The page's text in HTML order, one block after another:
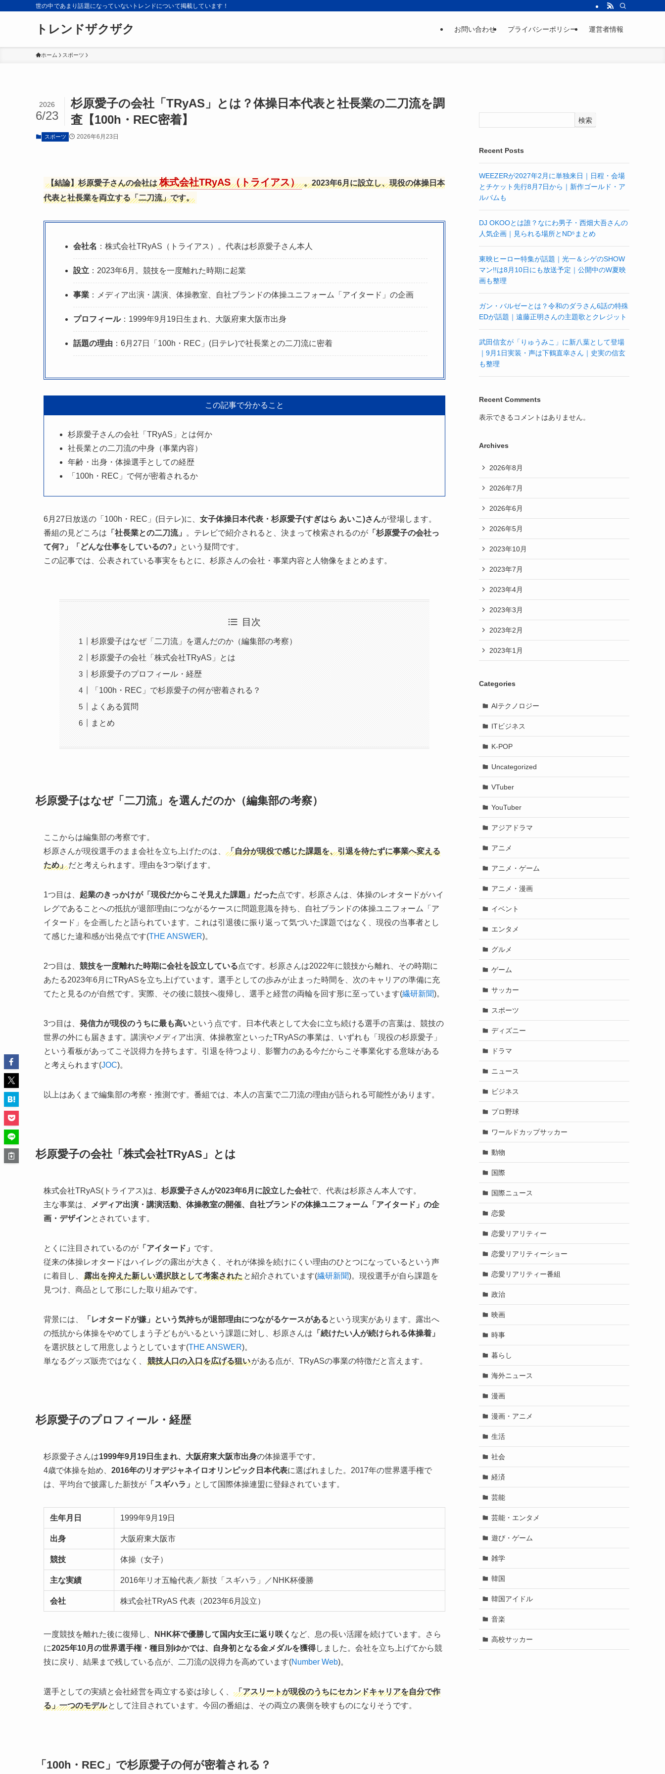
世の中であまり話題になっていないトレンドについて掲載しています！
トレンドザクザク お問い合わせ プライバシーポリシー 運営者情報
ホーム スポーツ
杉原愛子の会社「TRyAS」とは？体操日本代表と社長業の二刀流を調
査【100h・REC密着】
2026
6/23
スポーツ 2026年6月23日
【結論】杉原愛子さんの会社は 株式会社TRyAS（トライアス） 。2023年6月に設立し、現役の体操日本
代表と社長業を両立する「二刀流」です。
会社名 ：株式会社TRyAS（トライアス）。代表は杉原愛子さん本人
設立 ：2023年6月。競技を一度離れた時期に起業
事業 ：メディア出演・講演、体操教室、自社ブランドの体操ユニフォーム「アイタード」の企画
プロフィール：1999年9月19日生まれ、大阪府東大阪市出身
話題の理由 ：6月27日「100h・REC」(日テレ)で社長業との二刀流に密着
この記事で分かること
杉原愛子さんの会社「TRyAS」とは何か
社長業との二刀流の中身（事業内容）
年齢・出身・体操選手としての経歴
「100h・REC」で何が密着されるか
6月27日放送の「100h・REC」(日テレ)に、 女子体操日本代表・杉原愛子(すぎはら あいこ)さんが登場します。
番組の見どころは 「社長業との二刀流」 。テレビで紹介されると、決まって検索されるのが 「杉原愛子の会社っ
て何?」「どんな仕事をしているの?」
という疑問です。
この記事では、公表されている事実をもとに、杉原さんの会社・事業内容と人物像をまとめます。
目次
杉原愛子はなぜ「二刀流」を選んだのか（編集部の考察）
杉原愛子の会社「株式会社TRyAS」とは
杉原愛子のプロフィール・経歴
「100h・REC」で杉原愛子の何が密着される？
よくある質問
まとめ
杉原愛子はなぜ「二刀流」を選んだのか（編集部の考察）
ここからは編集部の考察です。
杉原さんが現役選手のまま会社を立ち上げたのは、
「自分が現役で感じた課題を、引退を待たずに事業へ変える
ため」だと考えられます。理由を3つ挙げます。
1つ目は、 起業のきっかけが「現役だからこそ見えた課題」だった点です。杉原さんは、体操のレオタードがハイ
レグであることへの抵抗が退部理由につながるケースに問題意識を持ち、自社ブランドの体操ユニフォーム「ア
イタード」を企画したと語られています。これは引退後に振り返って気づいた課題ではなく、現役の当事者とし
て感じた違和感が出発点です(THE ANSWER)。
2つ目は、 競技を一度離れた時期に会社を設立している点です。杉原さんは2022年に競技から離れ、その時期に
あたる2023年6月にTRyASを立ち上げています。選手としての歩みが止まった時間を、次のキャリアの準備に充
てたと見るのが自然です。実際、その後に競技へ復帰し、選手と経営の両輪を回す形に至っています(繊研新聞)。
3つ目は、 発信力が現役のうちに最も高いという点です。日本代表として大会に立ち続ける選手の言葉は、競技の
世界の外にも届きます。講演やメディア出演、体操教室といったTRyASの事業は、いずれも「現役の杉原愛子」
という看板があってこそ説得力を持ちます。引退を待つより、影響力のある今だからこそ事業化する意味がある
と考えられます(JOC)。
以上はあくまで編集部の考察・推測です。番組では、本人の言葉で二刀流の理由が語られる可能性があります。
杉原愛子の会社「株式会社TRyAS」とは
株式会社TRyAS(トライアス)は、 杉原愛子さんが2023年6月に設立した会社で、代表は杉原さん本人です。
主な事業は、
メディア出演・講演活動、体操教室の開催、自社ブランドの体操ユニフォーム「アイタード」の企
画・デザインとされています。
とくに注目されているのが 「アイタード」 です。
従来の体操レオタードはハイレグの露出が大きく、それが体操を続けにくい理由のひとつになっているという声
に着目し、
露出を抑えた新しい選択肢として考案された と紹介されています(繊研新聞)。現役選手が自ら課題を
見つけ、商品として形にした取り組みです。
背景には、 「レオタードが嫌」という気持ちが退部理由につながるケースがあるという現実があります。露出へ
の抵抗から体操をやめてしまう子どもがいるという課題に対し、杉原さんは 「続けたい人が続けられる体操着」
を選択肢として用意しようとしています(THE ANSWER)。
単なるグッズ販売ではなく、
競技人口の入口を広げる狙いがある点が、TRyASの事業の特徴だと言えます。
杉原愛子のプロフィール・経歴
杉原愛子さんは1999年9月19日生まれ、大阪府東大阪市出身の体操選手です。
4歳で体操を始め、 2016年のリオデジャネイロオリンピック日本代表に選ばれました。2017年の世界選手権で
は、平均台で披露した新技が 「スギハラ」 として国際体操連盟に登録されています。
生年月日 1999年9月19日
出身 大阪府東大阪市
競技 体操（女子）
主な実績 2016年リオ五輪代表／新技「スギハラ」／NHK杯優勝
会社 株式会社TRyAS 代表（2023年6月設立）
一度競技を離れた後に復帰し、 NHK杯で優勝して国内女王に返り咲く など、息の長い活躍を続けています。さら
に2025年10月の世界選手権・種目別ゆかでは、自身初となる金メダルを獲得しました。会社を立ち上げてから競
技に戻り、結果まで残している点が、二刀流の説得力を高めています(Number Web)。
選手としての実績と会社経営を両立する姿は珍しく、
「アスリートが現役のうちにセカンドキャリアを自分で作
る」一つのモデル として注目されています。今回の番組は、その両立の裏側を映すものになりそうです。
「100h・REC」で杉原愛子の何が密着される？
検索
Recent Posts
WEEZERが2027年2月に単独来日｜日程・会場
とチケット先行8月7日から｜新作ゴールド・ア
ルバムも
DJ OKOOとは誰？なにわ男子・西畑大吾さんの
人気企画｜見られる場所とND⁵まとめ
東映ヒーロー特集が話題｜光一＆シゲのSHOW
マン!!は8月10日にも放送予定｜公開中のW夏映
画も整理
ガン・バルゼーとは？令和のダラさん6話の特殊
EDが話題｜遠藤正明さんの主題歌とクレジット
武田信玄が「りゅうみこ」に新八葉として登場
｜9月1日実装・声は下鶴直幸さん｜史実の信玄
も整理
Recent Comments
表示できるコメントはありません。
Archives
2026年8月
2026年7月
2026年6月
2026年5月
2023年10月
2023年7月
2023年4月
2023年3月
2023年2月
2023年1月
Categories
AIテクノロジー
ITビジネス
K-POP
Uncategorized
VTuber
YouTuber
アジアドラマ
アニメ
アニメ・ゲーム
アニメ・漫画
イベント
エンタメ
グルメ
ゲーム
サッカー
スポーツ
ディズニー
ドラマ
ニュース
ビジネス
プロ野球
ワールドカップサッカー
動物
国際
国際ニュース
恋愛
恋愛リアリティー
恋愛リアリティーショー
恋愛リアリティー番組
政治
映画
時事
暮らし
海外ニュース
漫画
漫画・アニメ
生活
社会
経済
芸能
芸能・エンタメ
遊び・ゲーム
雑学
韓国
韓国アイドル
音楽
高校サッカー